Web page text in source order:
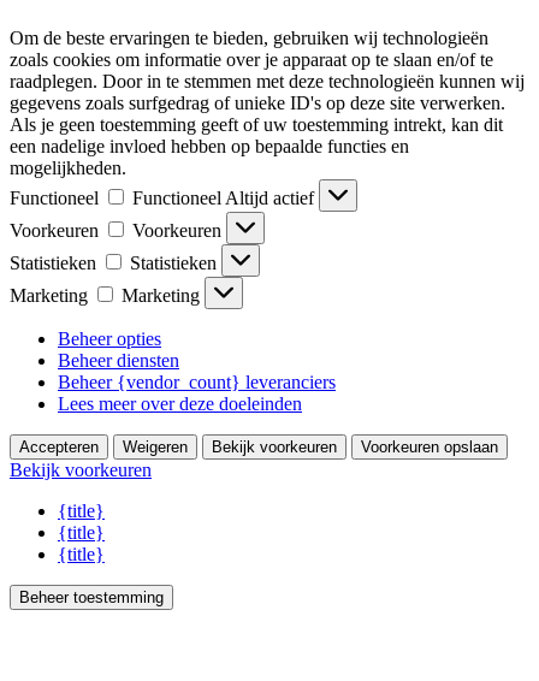
Om de beste ervaringen te bieden, gebruiken wij technologieën
zoals cookies om informatie over je apparaat op te slaan en/of te
raadplegen. Door in te stemmen met deze technologieën kunnen wij
gegevens zoals surfgedrag of unieke ID's op deze site verwerken.
Als je geen toestemming geeft of uw toestemming intrekt, kan dit
een nadelige invloed hebben op bepaalde functies en
mogelijkheden.
Functioneel
Functioneel Altijd actief
Voorkeuren
Voorkeuren
Statistieken
Statistieken
Marketing
Marketing
Beheer opties
Beheer diensten
Beheer {vendor_count} leveranciers
Lees meer over deze doeleinden
Accepteren Weigeren Bekijk voorkeuren Voorkeuren opslaan
Bekijk voorkeuren
{title}
{title}
{title}
Beheer toestemming